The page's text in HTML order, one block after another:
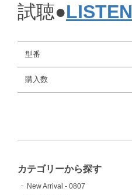
試聴●LISTEN
型番
購入数
カテゴリーから探す
New Arrival - 0807